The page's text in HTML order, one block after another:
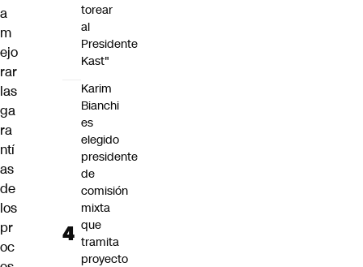
a
m
ejo
rar
las
ga
ra
ntí
as
de
los
pr
oc
torear
al
Presidente
Kast"
Karim
Bianchi
es
elegido
presidente
de
comisión
mixta
que
tramita
proyecto